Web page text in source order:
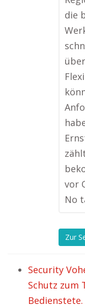
die
vor
No
Zur
Security
Schutz zum
Bedienstete.